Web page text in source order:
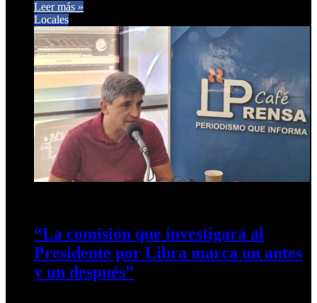
Leer más »
Locales
“La comisión que investigará al
Presidente por Libra marca un antes
y un después”